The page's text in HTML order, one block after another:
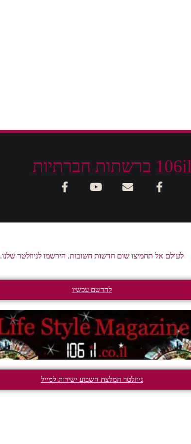
106il ברשתות חברתיות
לעולם אל תחמיצו שום חדשות חשובות. הירשמו לניוזלטר שלנו.
להרשם עכשיו
ניוזלטר המלצת השבוע ישירות למייל